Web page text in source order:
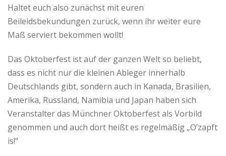
Haltet euch also zunächst mit euren
Beileidsbekundungen zurück, wenn ihr weiter eure
Maß serviert bekommen wollt!
Das Oktoberfest ist auf der ganzen Welt so beliebt,
dass es nicht nur die kleinen Ableger innerhalb
Deutschlands gibt, sondern auch in Kanada, Brasilien,
Amerika, Russland, Namibia und Japan haben sich
Veranstalter das Münchner Oktoberfest als Vorbild
genommen und auch dort heißt es regelmäßig „O’zapft
is!“